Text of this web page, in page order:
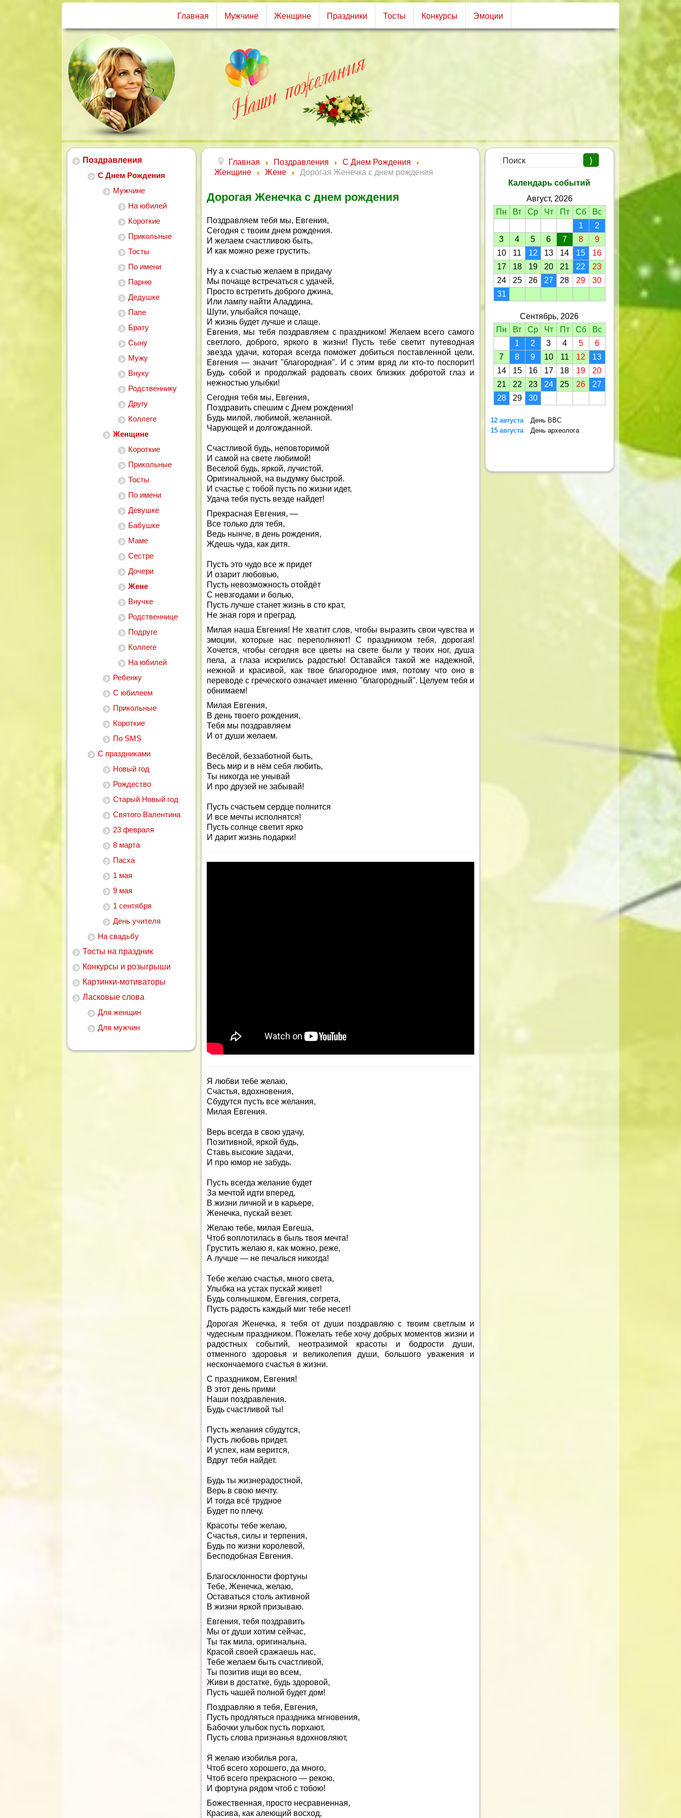
Главная Мужчине Женщине Праздники Тосты Конкурсы Эмоции
Поздравления
С Днем Рождения
Мужчине
На юбилей
Короткие
Прикольные
Тосты
По имени
Парню
Дедушке
Папе
Брату
Сыну
Мужу
Внуку
Родственнику
Другу
Коллеге
Женщине
Короткие
Прикольные
Тосты
По имени
Девушке
Бабушке
Маме
Сестре
Дочери
Жене
Внучке
Родственнице
Подруге
Коллеге
На юбилей
Ребенку
С юбилеем
Прикольные
Короткие
По SMS
С праздниками
Новый год
Рождество
Старый Новый год
Святого Валентина
23 февраля
8 марта
Пасха
1 мая
9 мая
1 сентября
День учителя
На свадьбу
Тосты на праздник
Конкурсы и розыгрыши
Картинки-мотиваторы
Ласковые слова
Для женщин
Для мужчин
Главная Поздравления
С Днем Рождения
Женщине
Жене Дорогая Женечка с днем рождения
Дорогая Женечка с днем рождения
Поздравляем тебя мы, Евгения,
Сегодня с твоим днем рождения.
И желаем счастливою быть,
И как можно реже грустить.
Ну а к счастью желаем в придачу
Мы почаще встречаться с удачей,
Просто встретить доброго джина,
Или лампу найти Аладдина,
Шути, улыбайся почаще,
И жизнь будет лучше и слаще.
Евгения, мы тебя поздравляем с праздником! Желаем всего самого
светлого, доброго, яркого в жизни! Пусть тебе светит путеводная
звезда удачи, которая всегда поможет добиться поставленной цели.
Евгения — значит "благородная". И с этим вряд ли кто-то поспорит!
Будь собой и продолжай радовать своих близких добротой глаз и
нежностью улыбки!
Сегодня тебя мы, Евгения,
Поздравить спешим с Днем рождения!
Будь милой, любимой, желанной.
Чарующей и долгожданной.
Счастливой будь, неповторимой
И самой на свете любимой!
Веселой будь, яркой, лучистой,
Оригинальной, на выдумку быстрой.
И счастье с тобой пусть по жизни идет,
Удача тебя пусть везде найдет!
Прекрасная Евгения, —
Все только для тебя,
Ведь нынче, в день рождения,
Ждешь чуда, как дитя.
Пусть это чудо все ж придет
И озарит любовью,
Пусть невозможность отойдёт
С невзгодами и болью,
Пусть лучше станет жизнь в сто крат,
Не зная горя и преград.
Милая наша Евгения! Не хватит слов, чтобы выразить свои чувства и
эмоции, которые нас переполняют! С праздником тебя, дорогая!
Хочется, чтобы сегодня все цветы на свете были у твоих ног, душа
пела, а глаза искрились радостью! Оставайся такой же надежной,
нежной и красивой, как твое благородное имя, потому что оно в
переводе с греческого означает именно "благородный". Целуем тебя и
обнимаем!
Милая Евгения,
В день твоего рождения,
Тебя мы поздравляем
И от души желаем.
Весёлой, беззаботной быть,
Весь мир и в нём себя любить,
Ты никогда не унывай
И про друзей не забывай!
Пусть счастьем сердце полнится
И все мечты исполнятся!
Пусть солнце светит ярко
И дарит жизнь подарки!
Я любви тебе желаю,
Счастья, вдохновения,
Сбудутся пусть все желания,
Милая Евгения.
Верь всегда в свою удачу,
Позитивной, яркой будь,
Ставь высокие задачи,
И про юмор не забудь.
Пусть всегда желание будет
За мечтой идти вперед,
В жизни личной и в карьере,
Женечка, пускай везет.
Желаю тебе, милая Евгеша,
Чтоб воплотилась в быль твоя мечта!
Грустить желаю я, как можно, реже,
А лучше — не печалься никогда!
Тебе желаю счастья, много света,
Улыбка на устах пускай живет!
Будь солнышком, Евгения, согрета,
Пусть радость каждый миг тебе несет!
Дорогая Женечка, я тебя от души поздравляю с твоим светлым и
чудесным праздником. Пожелать тебе хочу добрых моментов жизни и
радостных событий, неотразимой красоты и бодрости души,
отменного здоровья и великолепия души, большого уважения и
нескончаемого счастья в жизни.
С праздником, Евгения!
В этот день прими
Наши поздравления.
Будь счастливой ты!
Пусть желания сбудутся,
Пусть любовь придет.
И успех, нам верится,
Вдруг тебя найдет.
Будь ты жизнерадостной,
Верь в свою мечту.
И тогда всё трудное
Будет по плечу.
Красоты тебе желаю,
Счастья, силы и терпения,
Будь по жизни королевой,
Бесподобная Евгения.
Благосклонности фортуны
Тебе, Женечка, желаю,
Оставаться столь активной
В жизни яркой призываю.
Евгения, тебя поздравить
Мы от души хотим сейчас,
Ты так мила, оригинальна,
Красой своей сражаешь нас,
Тебе желаем быть счастливой,
Ты позитив ищи во всем,
Живи в достатке, будь здоровой,
Пусть чашей полной будет дом!
Поздравляю я тебя, Евгения,
Пусть продляться праздника мгновения,
Бабочки улыбок пусть порхают,
Пусть слова признанья вдохновляют,
Я желаю изобилья рога,
Чтоб всего хорошего, да много,
Чтоб всего прекрасного — рекою,
И фортуна рядом чтоб с тобою!
Божественная, просто несравненная,
Красива, как алеющий восход,
Календарь событий
Август, 2026
Пн
Вт Ср Чт Пт Сб
Вс
1
2
3
4 5 6 7 8
9
10
11 12 13 14 15
16
17
18 19 20 21 22
23
24
25 26 27 28 29
30
31
Сентябрь, 2026
Пн
Вт Ср Чт Пт Сб
Вс
1
2 3 4 5
6
7
8 9 10 11 12
13
14
15 16 17 18 19
20
21
22 23 24 25 26
27
28
29 30
12 августа
День ВВС
15 августа
День археолога